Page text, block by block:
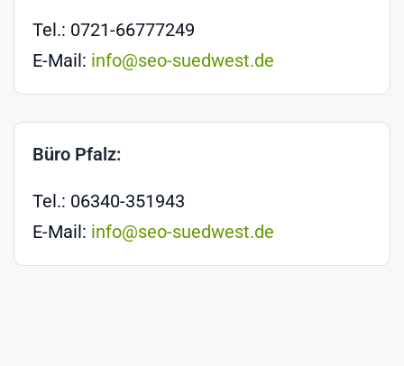
Tel.: 0721-66777249
E-Mail: info@seo-suedwest.de
Büro Pfalz:
Tel.: 06340-351943
E-Mail: info@seo-suedwest.de